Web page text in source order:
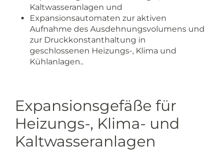
Kaltwasseranlagen und
Expansionsautomaten zur aktiven
Aufnahme des Ausdehnungsvolumens und
zur Druckkonstanthaltung in
geschlossenen Heizungs-, Klima und
Kühlanlagen..
Expansionsgefäße für
Heizungs-, Klima- und
Kaltwasseranlagen